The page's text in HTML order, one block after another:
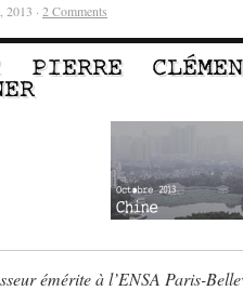
2013 · 2 Comments
PIERRE
émérite à l’ENSA Paris-